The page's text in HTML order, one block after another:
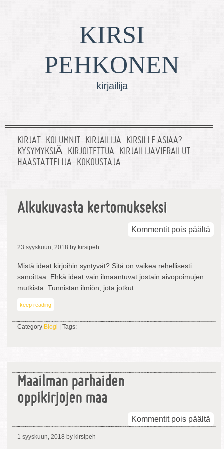
KIRSI
PEHKONEN
kirjailija
KIRJAT KOLUMNIT KIRJAILIJA KIRSILLE ASIAA?
KYSYMYKSIÄ KIRJOITETTUA KIRJAILIJAVIERAILUT
HAASTATTELIJA KOKOUSTAJA
Alkukuvasta kertomukseksi
Kommentit pois päältä
23 syyskuun, 2018 by kirsipeh
Mistä ideat kirjoihin syntyvät? Sitä on vaikea rehellisesti
sanoittaa. Ehkä ideat vain ilmaantuvat jostain aivopoimujen
mutkista. Tunnistan ilmiön, jota jotkut …
keep reading
Category Blogi | Tags:
Maailman parhaiden
oppikirjojen maa
Kommentit pois päältä
1 syyskuun, 2018 by kirsipeh